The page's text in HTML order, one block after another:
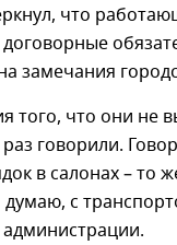
что
замечания
того, что они не
говорили.
в салонах – то
думаю, с